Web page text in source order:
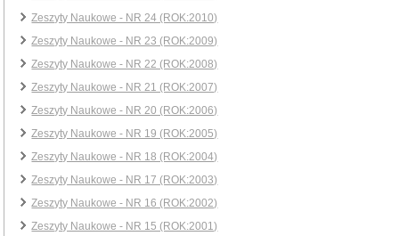
Zeszyty Naukowe - NR 24 (ROK:2010)
Zeszyty Naukowe - NR 23 (ROK:2009)
Zeszyty Naukowe - NR 22 (ROK:2008)
Zeszyty Naukowe - NR 21 (ROK:2007)
Zeszyty Naukowe - NR 20 (ROK:2006)
Zeszyty Naukowe - NR 19 (ROK:2005)
Zeszyty Naukowe - NR 18 (ROK:2004)
Zeszyty Naukowe - NR 17 (ROK:2003)
Zeszyty Naukowe - NR 16 (ROK:2002)
Zeszyty Naukowe - NR 15 (ROK:2001)